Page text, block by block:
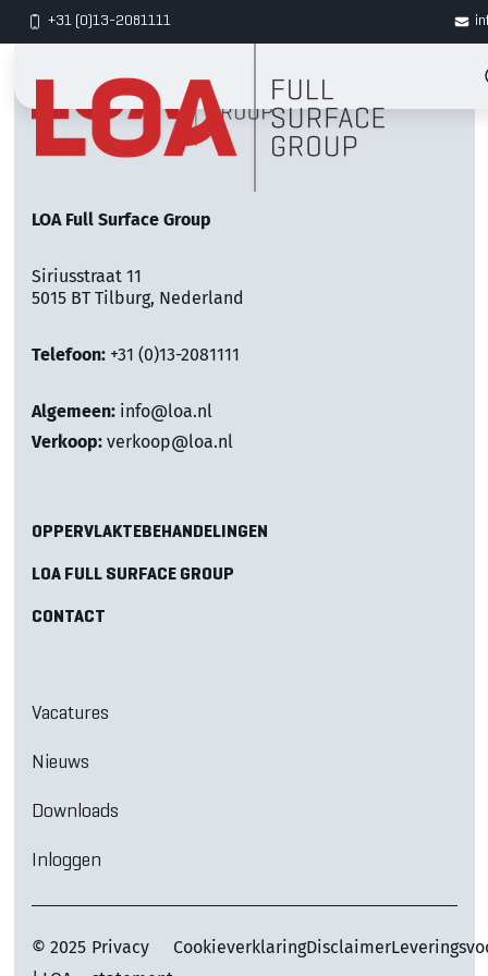
+31 (0)13-2081111
LOA Full Surface Group
Siriusstraat 11
5015 BT Tilburg, Nederland
Telefoon: +31 (0)13-2081111
Algemeen: info@loa.nl
Verkoop: verkoop@loa.nl
OPPERVLAKTEBEHANDELINGEN
LOA FULL SURFACE GROUP
CONTACT
Vacatures
Nieuws
Downloads
Inloggen
© 2025 Privacy
CookieverklaringDisclaimer